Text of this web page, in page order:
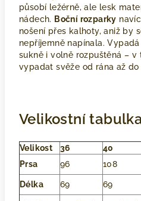
působí ležérně, ale lesk
nádech. Boční rozparky
nošení přes kalhoty, aniž by
nepříjemně napínala.
sukně i volně rozpuštěná –
vypadat svěže od rána až do
Velikostní
Velikost 36 40
Prsa
96 108
Délka 69 69